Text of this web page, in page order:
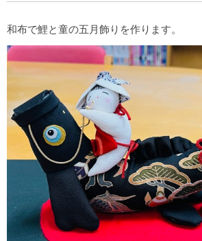
和布で鯉と童の五月飾りを作ります。